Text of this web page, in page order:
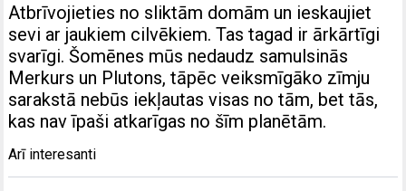
Atbrīvojieties no sliktām domām un ieskaujiet
sevi ar jaukiem cilvēkiem. Tas tagad ir ārkārtīgi
svarīgi. Šomēnes mūs nedaudz samulsinās
Merkurs un Plutons, tāpēc veiksmīgāko zīmju
sarakstā nebūs iekļautas visas no tām, bet tās,
kas nav īpaši atkarīgas no šīm planētām.
Arī interesanti